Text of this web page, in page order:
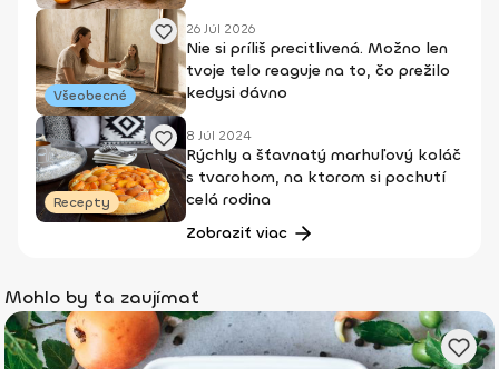
Všeobecné
26 Júl 2026
Nie si príliš precitlivená. Možno len
tvoje telo reaguje na to, čo prežilo
kedysi dávno
Recepty
8 Júl 2024
Rýchly a šťavnatý marhuľový koláč
s tvarohom, na ktorom si pochutí
celá rodina
Zobraziť viac
Mohlo by ťa zaujímať